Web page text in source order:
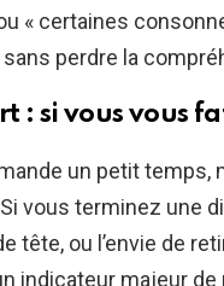
« certaines
perdre la
: si vous vous
un petit temps,
vous terminez une
tête, ou l’envie de
indicateur majeur de